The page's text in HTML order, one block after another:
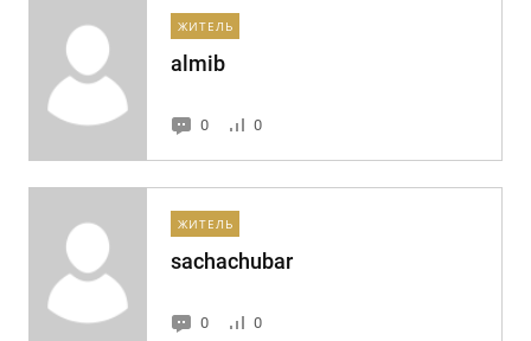
ЖИТЕЛЬ
almib
0 0
ЖИТЕЛЬ
sachachubar
0 0